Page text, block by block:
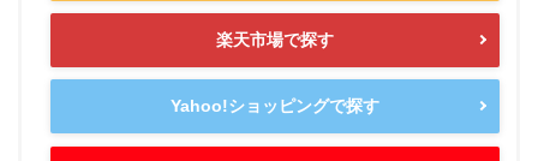
楽天市場で探す
Yahoo!ショッピングで探す